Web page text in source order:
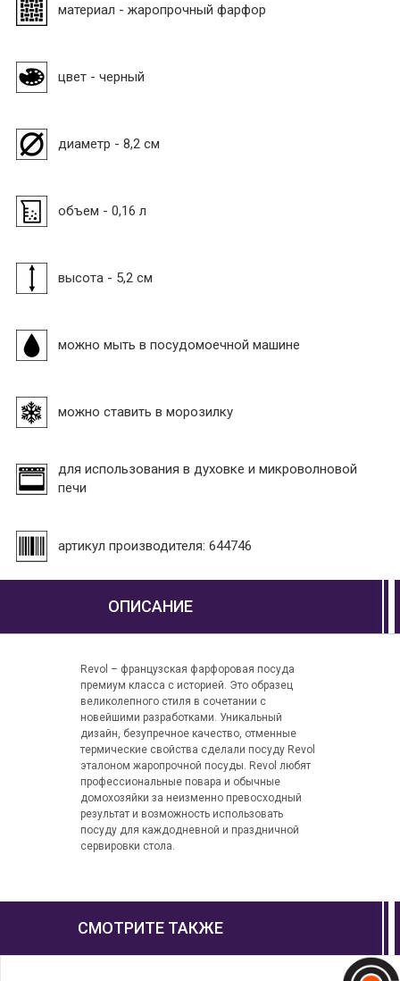
материал - жаропрочный фарфор
цвет - черный
диаметр - 8,2 см
объем - 0,16 л
высота - 5,2 см
можно мыть в посудомоечной машине
можно ставить в морозилку
для использования в духовке и микроволновой
печи
артикул производителя: 644746
ОПИСАНИЕ
Revol – французская фарфоровая посуда
премиум класса с историей. Это образец
великолепного стиля в сочетании с
новейшими разработками. Уникальный
дизайн, безупречное качество, отменные
термические свойства сделали посуду Revol
эталоном жаропрочной посуды. Revol любят
профессиональные повара и обычные
домохозяйки за неизменно превосходный
результат и возможность использовать
посуду для каждодневной и праздничной
сервировки стола.
СМОТРИТЕ ТАКЖЕ